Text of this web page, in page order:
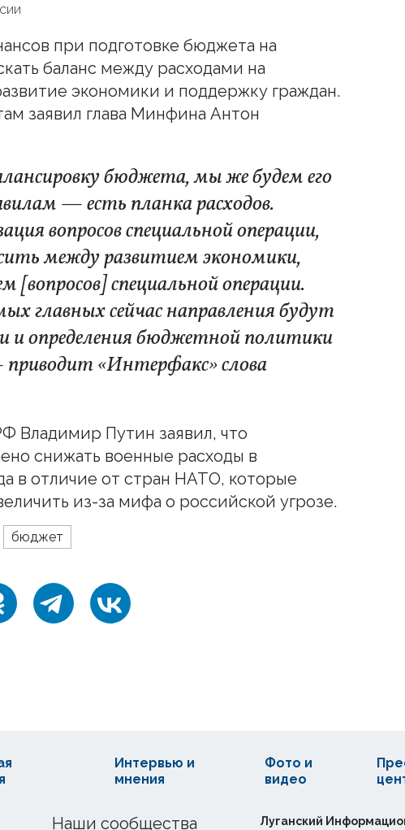
при подготовке бюджета на
баланс между расходами на
экономики и поддержку граждан.
заявил глава Минфина Антон
бюджета, мы же будем его
— есть планка расходов.
вопросов специальной операции,
между развитием экономики,
[вопросов] специальной операции.
главных сейчас направления будут
и определения бюджетной политики
«Интерфакс» слова
Владимир Путин заявил, что
снижать военные расходы в
в отличие от стран НАТО, которые
из-за мифа о российской угрозе.
бюджет
Наши сообщества
Интервью и
мнения
Фото и
видео
Луганский